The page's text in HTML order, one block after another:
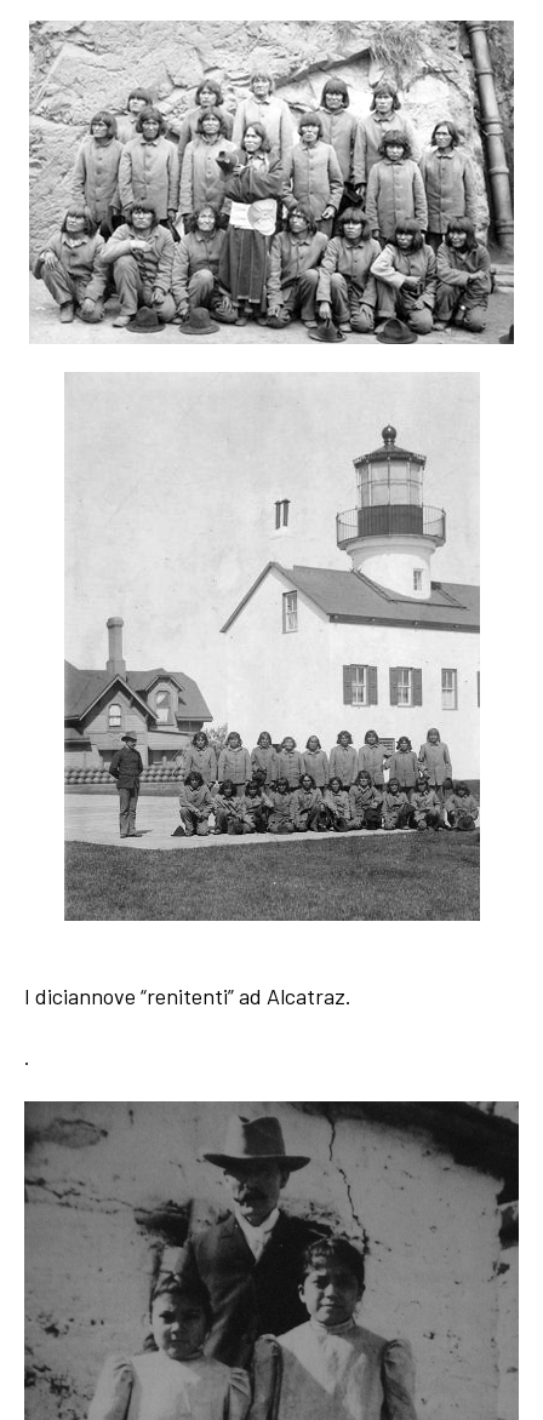
I diciannove “renitenti” ad Alcatraz.
.